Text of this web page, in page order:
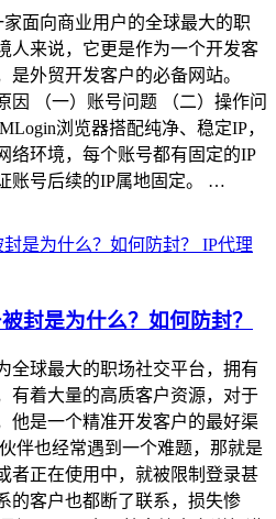
面向商业用户的全球最大的职
人来说，它更是作为一个开发客
是外贸开发客户的必备网站。
因 （一）账号问题 （二）操作问
浏览器搭配纯净、稳定IP，
络环境，每个账号都有固定的IP
账号后续的IP属地固定。 …
IP代理
封是为什么？如何防封？
全球最大的职场社交平台，拥有
有着大量的高质客户资源，对于
他是一个精准开发客户的最好渠
伴也经常遇到一个难题，那就是
者正在使用中，就被限制登录甚
的客户也都断了联系，损失惨